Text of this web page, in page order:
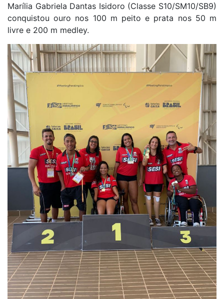
Marília Gabriela Dantas Isidoro (Classe S10/SM10/SB9)
conquistou ouro nos 100 m peito e prata nos 50 m
livre e 200 m medley.